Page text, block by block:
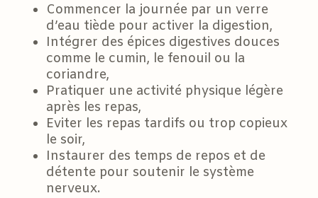
Commencer la journée par un verre
d’eau tiède pour activer la digestion,
Intégrer des épices digestives douces
comme le cumin, le fenouil ou la
coriandre,
Pratiquer une activité physique légère
après les repas,
Eviter les repas tardifs ou trop copieux
le soir,
Instaurer des temps de repos et de
détente pour soutenir le système
nerveux.